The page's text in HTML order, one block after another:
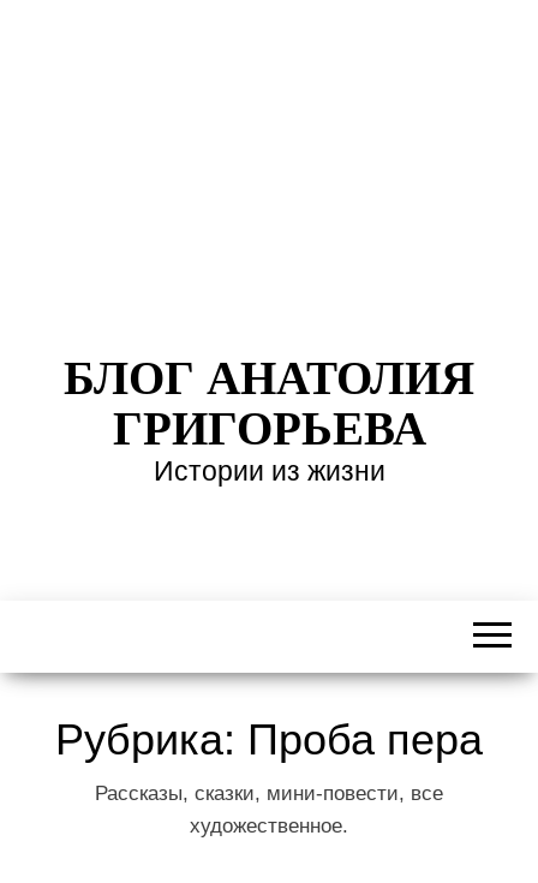
БЛОГ АНАТОЛИЯ
ГРИГОРЬЕВА
Истории из жизни
Рубрика: Проба пера
Рассказы, сказки, мини-повести, все
художественное.